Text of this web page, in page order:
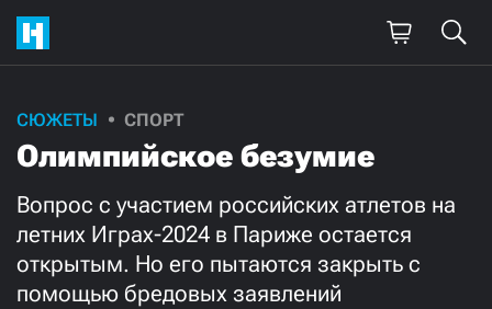
СЮЖЕТЫ СПОРТ
Олимпийское безумие
Вопрос с участием российских атлетов на
летних Играх-2024 в Париже остается
открытым. Но его пытаются закрыть с
помощью бредовых заявлений
Поддержите
нашу работу!
Ежемесячно Разово
3000 1000